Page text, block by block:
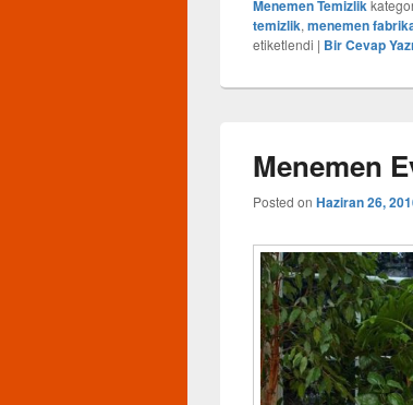
Menemen Temizlik
temizlik, menemen
etiketlendi | Bir Cevap
Menemen
Posted on Haziran 26,